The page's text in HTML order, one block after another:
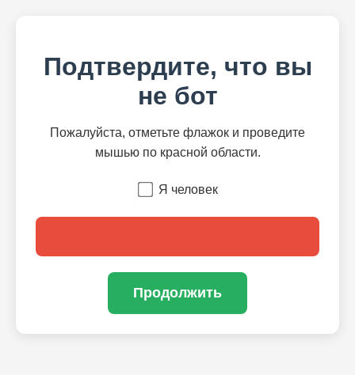
Подтвердите, что вы
не бот
Пожалуйста, отметьте флажок и проведите
мышью по красной области.
Я человек
Продолжить